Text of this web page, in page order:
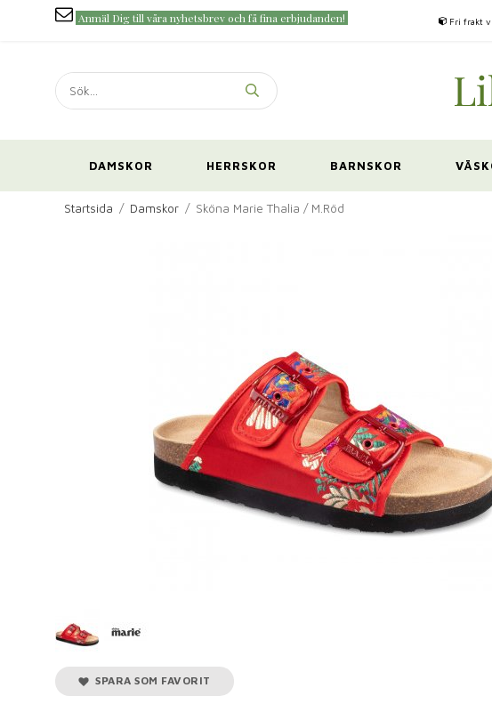
Anmäl Dig till våra nyhetsbrev och få fina erbjudanden! Fri frakt
DAMSKOR HERRSKOR BARNSKOR
Startsida / Damskor / Sköna Marie Thalia / M.Röd
SPARA SOM FAVORIT